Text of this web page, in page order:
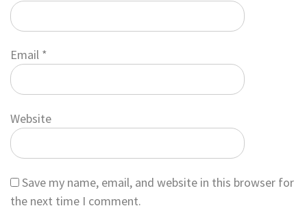
Email *
Website
Save my name, email, and website in this browser for
the next time I comment.